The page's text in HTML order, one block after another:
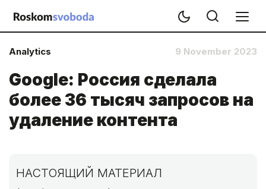
Analytics 9 November 2023
Google: Россия сделала
более 36 тысяч запросов на
удаление контента
НАСТОЯЩИЙ МАТЕРИАЛ